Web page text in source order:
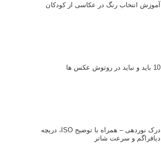
آموزش انتخاب رنگ در عکاسی از کودکان
10 باید و نباید در روتوش عکس ها
درک نوردهی – همراه با توضیح ISO، دریچه
دیافراگم و سرعت شاتر